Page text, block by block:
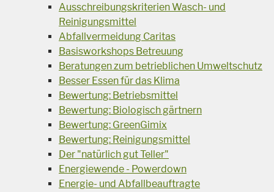
Ausschreibungskriterien Wasch- und
Reinigungsmittel
Abfallvermeidung Caritas
Basisworkshops Betreuung
Beratungen zum betrieblichen Umweltschutz
Besser Essen für das Klima
Bewertung: Betriebsmittel
Bewertung: Biologisch gärtnern
Bewertung: GreenGimix
Bewertung: Reinigungsmittel
Der "natürlich gut Teller"
Energiewende - Powerdown
Energie- und Abfallbeauftragte